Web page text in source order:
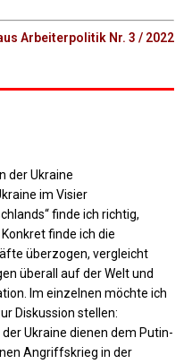
Arbeiterpolitik Nr. 3 / 2022
der Ukraine
im Visier
finde ich richtig,
finde ich die
überzogen, vergleicht
überall auf der Welt und
Im einzelnen möchte ich
Diskussion stellen:
Ukraine dienen dem Putin-
Angriffskrieg in der